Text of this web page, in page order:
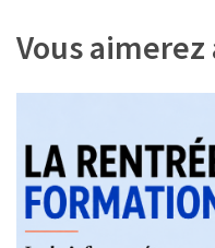
Vous aimerez